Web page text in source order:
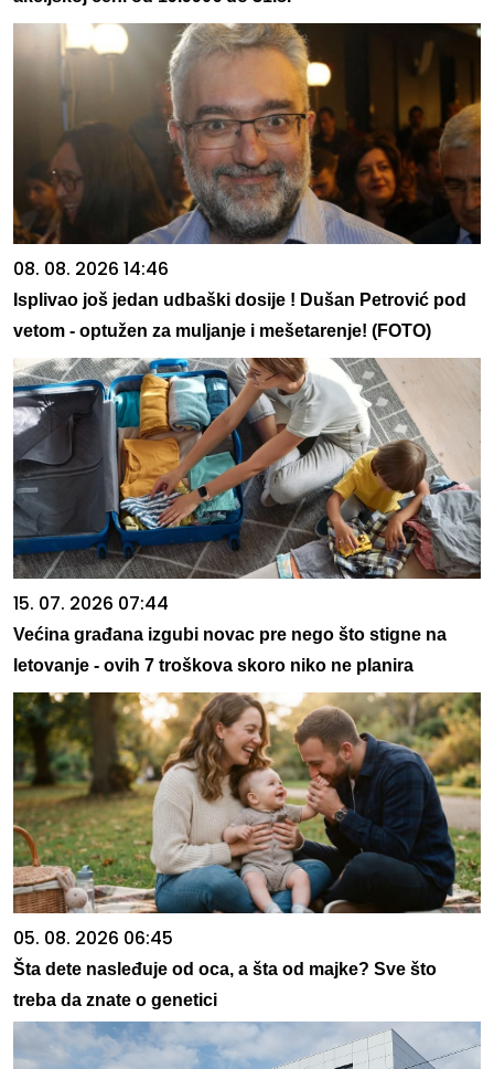
08. 08. 2026 14:46
Isplivao još jedan udbaški dosije ! Dušan Petrović pod
vetom - optužen za muljanje i mešetarenje! (FOTO)
15. 07. 2026 07:44
Većina građana izgubi novac pre nego što stigne na
letovanje - ovih 7 troškova skoro niko ne planira
05. 08. 2026 06:45
Šta dete nasleđuje od oca, a šta od majke? Sve što
treba da znate o genetici